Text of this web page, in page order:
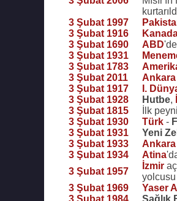
3 Şubat 1997
3 Şubat 1916
3 Şubat 1690
ABD
3 Şubat 1931
3 Şubat 1783
3 Şubat 2011
Ankara
3 Şubat 1917
I.
3 Şubat 1928
Hutbe,
3 Şubat 1815
İlk
3 Şubat 1930
Türk-
3 Şubat 1931
Yeni
3 Şubat 1933
Ankara
3 Şubat 1934
Atina
3 Şubat 1957
İzmir
3 Şubat 1969
Yaser
3 Şubat 1984
Sağlık